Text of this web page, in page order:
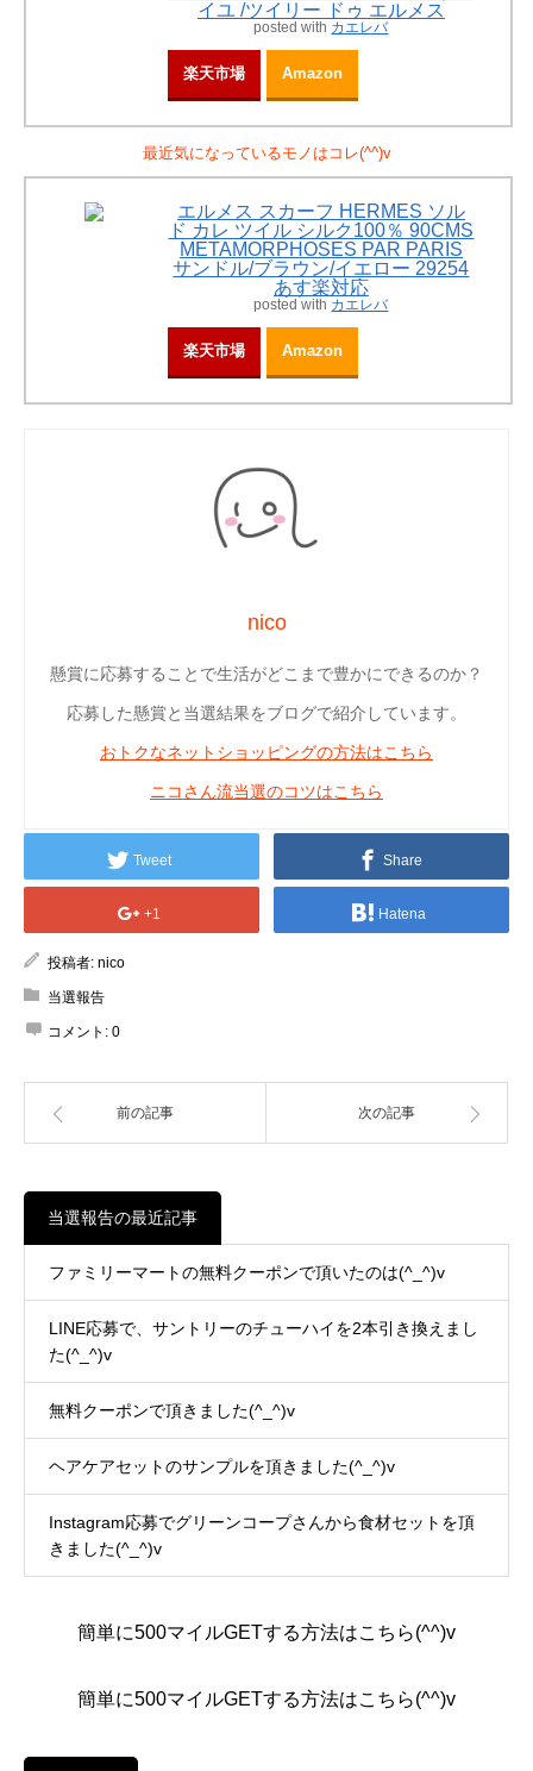
イユ /ツイリー ドゥ エルメス
posted with カエレバ
楽天市場 Amazon
最近気になっているモノはコレ(^^)v
エルメス スカーフ HERMES ソル
ド カレ ツイル シルク100％ 90CMS
METAMORPHOSES PAR PARIS
サンドル/ブラウン/イエロー 29254
あす楽対応
posted with カエレバ
楽天市場 Amazon
nico
懸賞に応募することで生活がどこまで豊かにできるのか？
応募した懸賞と当選結果をブログで紹介しています。
おトクなネットショッピングの方法はこちら
ニコさん流当選のコツはこちら
Tweet Share
+1 Hatena
投稿者: nico
当選報告
コメント: 0
前の記事 次の記事
当選報告の最近記事
ファミリーマートの無料クーポンで頂いたのは(^_^)v
LINE応募で、サントリーのチューハイを2本引き換えまし
た(^_^)v
無料クーポンで頂きました(^_^)v
ヘアケアセットのサンプルを頂きました(^_^)v
Instagram応募でグリーンコープさんから食材セットを頂
きました(^_^)v
簡単に500マイルGETする方法はこちら(^^)v
簡単に500マイルGETする方法はこちら(^^)v